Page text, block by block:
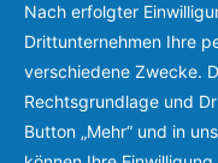
Nach erfolgter
Drittunternehmen Ihre
verschiedene Zwecke.
Rechtsgrundlage und
Button „Mehr“ und in